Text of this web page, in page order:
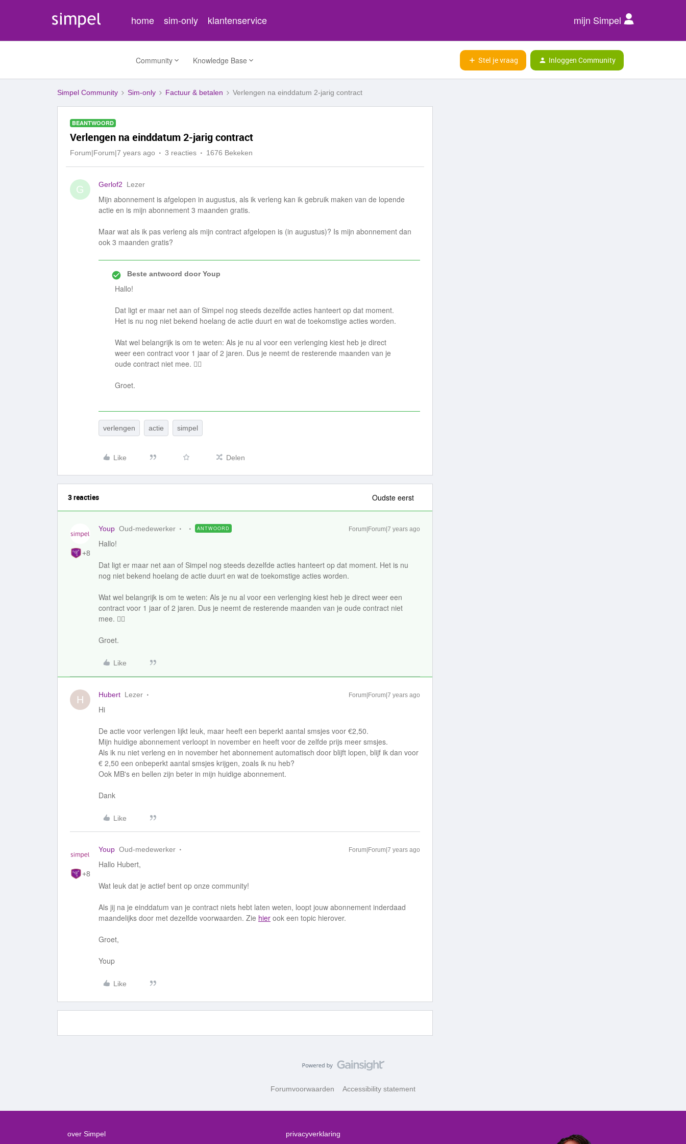
home sim-only klantenservice mijn Simpel
Community Knowledge Base Stel je vraag Inloggen Community
Simpel Community Sim-only Factuur & betalen Verlengen na einddatum 2-jarig contract
BEANTWOORD
Verlengen na einddatum 2-jarig contract
Forum|Forum|7 years ago 3 reacties 1676 Bekeken
G Gerlof2 Lezer
Mijn abonnement is afgelopen in augustus, als ik verleng kan ik gebruik maken van de lopende
actie en is mijn abonnement 3 maanden gratis.
Maar wat als ik pas verleng als mijn contract afgelopen is (in augustus)? Is mijn abonnement dan
ook 3 maanden gratis?
Beste antwoord doorYoup
Hallo!
Dat ligt er maar net aan of Simpel nog steeds dezelfde acties hanteert op dat moment.
Het is nu nog niet bekend hoelang de actie duurt en wat de toekomstige acties worden.
Wat wel belangrijk is om te weten: Als je nu al voor een verlenging kiest heb je direct
weer een contract voor 1 jaar of 2 jaren. Dus je neemt de resterende maanden van je
oude contract niet mee. 👍🏼
Groet.
verlengen actie simpel
Like Delen
3 reacties Oudste eerst
+8
Youp Oud-medewerker ANTWOORD Forum|Forum|7 years ago
Hallo!
Dat ligt er maar net aan of Simpel nog steeds dezelfde acties hanteert op dat moment. Het is nu
nog niet bekend hoelang de actie duurt en wat de toekomstige acties worden.
Wat wel belangrijk is om te weten: Als je nu al voor een verlenging kiest heb je direct weer een
contract voor 1 jaar of 2 jaren. Dus je neemt de resterende maanden van je oude contract niet
mee. 👍🏼
Groet.
Like
H Hubert Lezer Forum|Forum|7 years ago
Hi
De actie voor verlengen lijkt leuk, maar heeft een beperkt aantal smsjes voor €2,50.
Mijn huidige abonnement verloopt in november en heeft voor de zelfde prijs meer smsjes.
Als ik nu niet verleng en in november het abonnement automatisch door blijft lopen, blijf ik dan voor
€ 2,50 een onbeperkt aantal smsjes krijgen, zoals ik nu heb?
Ook MB's en bellen zijn beter in mijn huidige abonnement.
Dank
Like
+8
Youp Oud-medewerker Forum|Forum|7 years ago
Hallo Hubert,
Wat leuk dat je actief bent op onze community!
Als jij na je einddatum van je contract niets hebt laten weten, loopt jouw abonnement inderdaad
maandelijks door met dezelfde voorwaarden. Zie hier ook een topic hierover.
Groet,
Youp
Like
Forumvoorwaarden Accessibility statement
over Simpel privacyverklaring